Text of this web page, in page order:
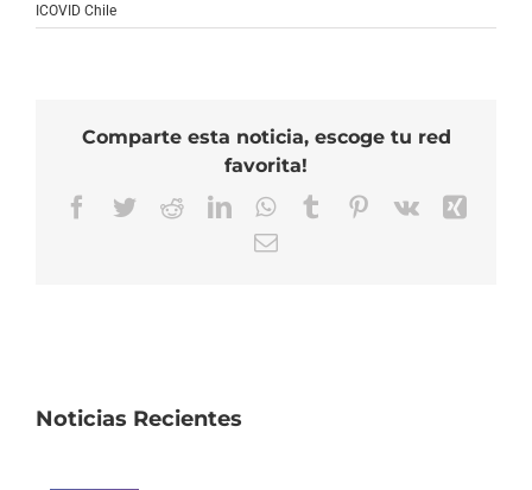
ICOVID Chile
Comparte esta noticia, escoge tu red
favorita!
Facebook
TwitterRedditLinkedInWhatsApp
TumblrPinterest
Vk
Correo
Noticias Recientes